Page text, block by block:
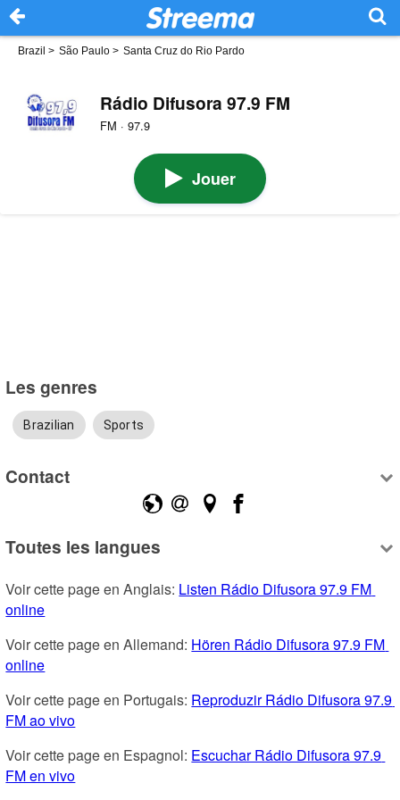
Brazil > São Paulo > Santa Cruz do Rio Pardo
Rádio Difusora 97.9 FM
FM · 97.9
Jouer
Les genres
Brazilian Sports
Contact
Toutes les langues
Voir cette page en Anglais: Listen Rádio Difusora 97.9 FM
online
Voir cette page en Allemand: Hören Rádio Difusora 97.9 FM
online
Voir cette page en Portugais: Reproduzir Rádio Difusora 97.9
FM ao vivo
Voir cette page en Espagnol: Escuchar Rádio Difusora 97.9
FM en vivo